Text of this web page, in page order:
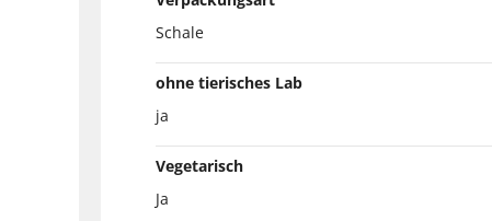
Schale
ohne tierisches Lab
ja
Vegetarisch
Ja